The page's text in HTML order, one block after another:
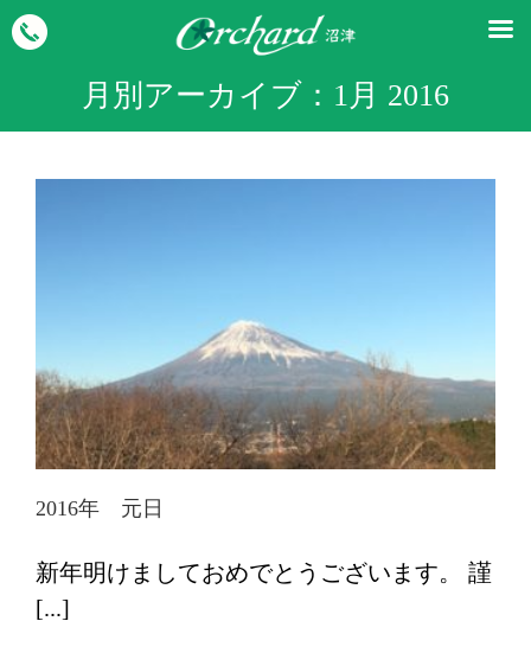
月別アーカイブ： 1月 2016
2016年 元日
新年明けましておめでとうございます。 謹
[...]